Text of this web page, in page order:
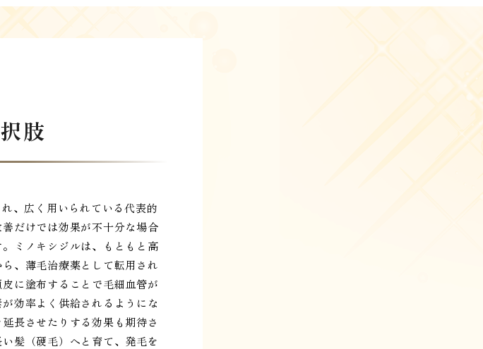
肢
、広く用いられている代表的
だけでは効果が不十分な場合
ミノキシジルは、もともと高
、薄毛治療薬として転用され
に塗布することで毛細血管が
効率よく供給されるようにな
長させたりする効果も期待さ
髪（硬毛）へと育て、発毛を